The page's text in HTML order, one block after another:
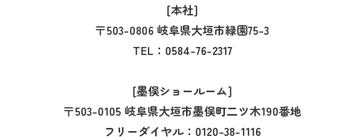
[本社]
〒503-0806 岐阜県大垣市緑園75-3
TEL： 0584-76-2317
[墨俣ショールーム]
〒503-0105 岐阜県大垣市墨俣町二ツ木190番地
フリーダイヤル： 0120-38-1116